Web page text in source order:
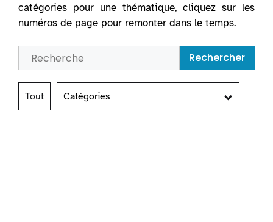
catégories pour une thématique, cliquez sur les
numéros de page pour remonter dans le temps.
Rechercher
Tout Catégories